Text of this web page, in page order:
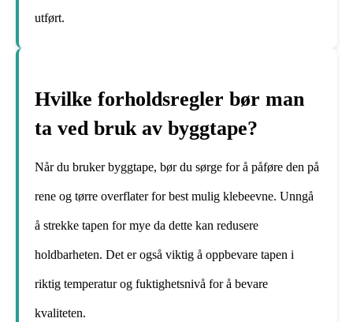
utført.
Hvilke forholdsregler bør man
ta ved bruk av byggtape?
Når du bruker byggtape, bør du sørge for å påføre den på
rene og tørre overflater for best mulig klebeevne. Unngå
å strekke tapen for mye da dette kan redusere
holdbarheten. Det er også viktig å oppbevare tapen i
riktig temperatur og fuktighetsnivå for å bevare
kvaliteten.